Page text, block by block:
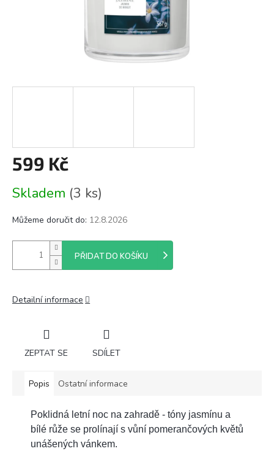
599 Kč
cena:
Skladem (3 ks)
Můžeme doručit do: 12.8.2026
PŘIDAT DO KOŠÍKU
Detailní informace
ZEPTAT SE SDÍLET
Popis Ostatní informace
Poklidná letní noc na zahradě - tóny jasmínu a
bílé růže se prolínají s vůní pomerančových květů
unášených vánkem.